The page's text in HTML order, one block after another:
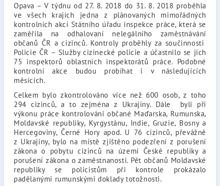
Opava – V týdnu od 27. 8. 2018 do 31. 8. 2018 proběhla
ve všech krajích jedna z plánovaných mimořádných
kontrolních akcí Státního úřadu inspekce práce, která se
zaměřila na odhalovaní nelegálního zaměstnávání
občanů ČR a cizinců. Kontroly proběhly za součinnosti
Policie ČR – Služby cizinecké policie a účastnilo se jich
75 inspektorů oblastních inspektorátů práce. Podobné
kontrolní akce budou probíhat i v následujících
měsících.
Celkem bylo zkontrolováno více než 600 osob, z toho
294 cizinců, a to zejména z Ukrajiny. Dále byli při
výkonu práce kontrolováni občané Maďarska, Rumunska,
Moldavské republiky, Kyrgystánu, Indie, Gruzie, Bosny a
Hercegoviny, Černé Hory apod. U 76 cizinců, převážně
z Ukrajiny, bylo na místě zjištěno podezření z porušení
zákona o pobytu cizinců na území České republiky a
porušení zákona o zaměstnanosti. Pět občanů Moldavské
republiky se policistům při kontrole prokázalo
padělanými rumunskými doklady totožnosti.